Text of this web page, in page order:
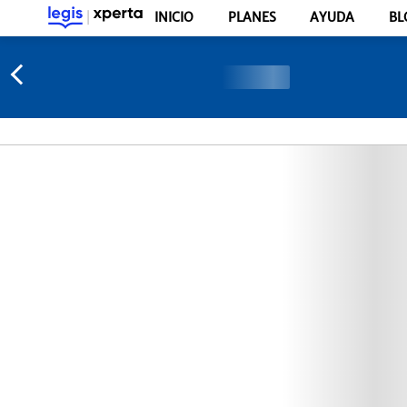
INICIO PLANES AYUDA